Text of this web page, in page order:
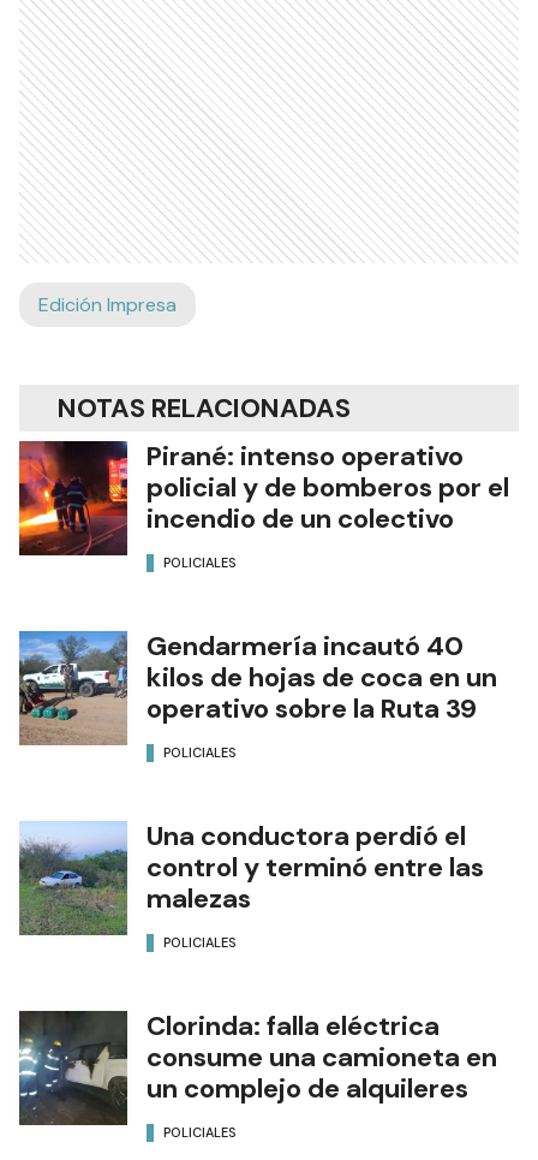
Edición Impresa
NOTAS RELACIONADAS
Pirané: intenso operativo
policial y de bomberos por el
incendio de un colectivo
POLICIALES
Gendarmería incautó 40
kilos de hojas de coca en un
operativo sobre la Ruta 39
POLICIALES
Una conductora perdió el
control y terminó entre las
malezas
POLICIALES
Clorinda: falla eléctrica
consume una camioneta en
un complejo de alquileres
POLICIALES